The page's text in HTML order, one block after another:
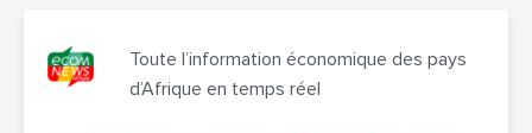
Toute l’information économique des pays
d’Afrique en temps réel